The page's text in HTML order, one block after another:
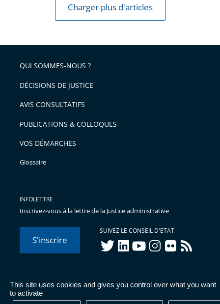
This site uses cookies and gives you control over what you want
to activate
Charger plus d'articles
QUI SOMMES-NOUS ?
DÉCISIONS DE JUSTICE
AVIS CONSULTATIFS
PUBLICATIONS & COLLOQUES
VOS DÉMARCHES
Glossaire
INFOLETTRE
Inscrivez-vous à la lettre de la Justice administrative
S'inscrire
SUIVEZ LE CONSEIL D'ETAT
twitterlinkedInyoutubeinstagram
flickr rss
© Conseil d'État 2026 - Mentions légales
Données
personnelles-Publications administratives-Accessibilité :